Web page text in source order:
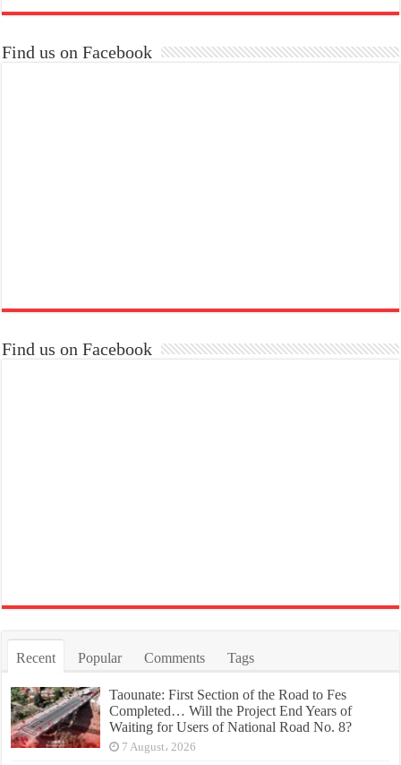
Find us on Facebook
Find us on Facebook
Recent Popular Comments Tags
Taounate: First Section of the Road to Fes
Completed… Will the Project End Years of
Waiting for Users of National Road No. 8?
7 August، 2026